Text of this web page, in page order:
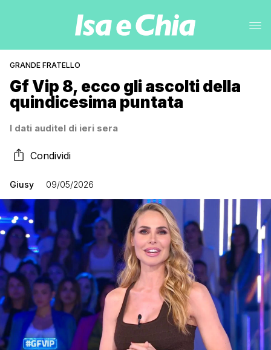
GRANDE FRATELLO
Gf Vip 8, ecco gli ascolti della
quindicesima puntata
I dati auditel di ieri sera
Condividi
Giusy 09/05/2026